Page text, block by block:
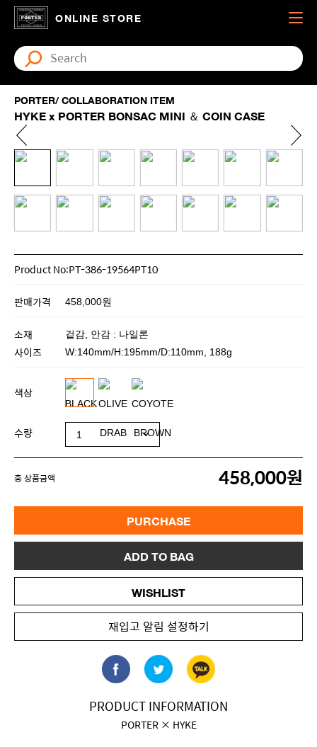
ONLINE STORE
PORTER/ COLLABORATION ITEM
HYKE x PORTER BONSAC MINI ＆ COIN CASE
Product No:PT-386-19564PT10
판매가격 458,000원
소재 겉감, 안감 : 나일론
사이즈 W:140mm/H:195mm/D:110mm, 188g
색상
수량
총 상품금액 458,000원
PURCHASE
ADD TO BAG
WISHLIST
재입고 알림 설정하기
PRODUCT INFORMATION
PORTER × HYKE